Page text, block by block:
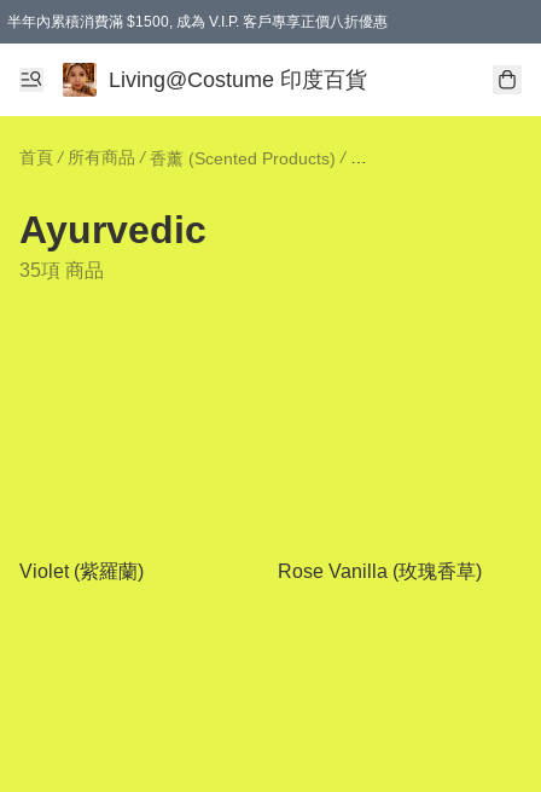
半年內累積消費滿 $1500, 成為 V.I.P. 客戶專享正價八折優惠
滿$600免本地運費
Living@Costume 印度百貨
首頁 / 所有商品 / 香薰 (Scented Products) /
Ayurvedic
35項 商品
Violet (紫羅蘭) Rose Vanilla (玫瑰香草)